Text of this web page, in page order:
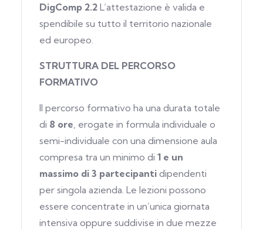
DigComp 2.2 L’attestazione è valida e
spendibile su tutto il territorio nazionale
ed europeo.
STRUTTURA DEL PERCORSO
FORMATIVO
Il percorso formativo ha una durata totale
di 8 ore , erogate in formula individuale o
semi-individuale con una dimensione aula
compresa tra un minimo di 1 e un
massimo di 3 partecipanti dipendenti
per singola azienda. Le lezioni possono
essere concentrate in un’unica giornata
intensiva oppure suddivise in due mezze